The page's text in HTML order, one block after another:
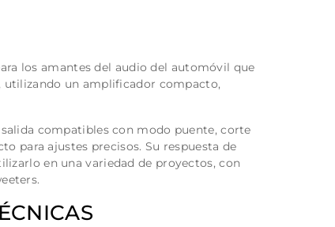
los amantes del audio del automóvil que
utilizando un amplificador compacto,
compatibles con modo puente, corte
para ajustes precisos. Su respuesta de
en una variedad de proyectos, con